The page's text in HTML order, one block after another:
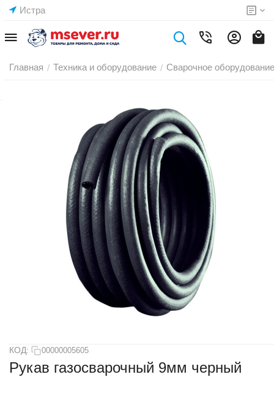
Истра
Главная / Техника и оборудование / Сварочное оборудование
КОД: 00000005605
Рукав газосварочный 9мм черный